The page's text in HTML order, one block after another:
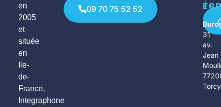
en
2005
et
située
en
Ile-
de-
France,
Integraphone
09 70 75 52 52
31
av.
Jean
Torcy